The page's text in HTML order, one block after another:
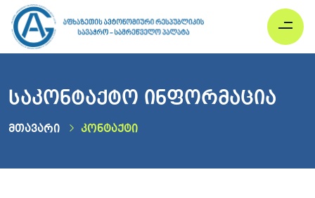
საკონტაქტო ინფორმაცია
მთავარი კონტაქტი